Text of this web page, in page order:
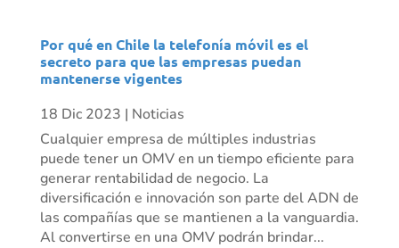
Por qué en Chile la telefonía móvil es el
secreto para que las empresas puedan
mantenerse vigentes
18 Dic 2023 | Noticias
Cualquier empresa de múltiples industrias
puede tener un OMV en un tiempo eficiente para
generar rentabilidad de negocio. La
diversificación e innovación son parte del ADN de
las compañías que se mantienen a la vanguardia.
Al convertirse en una OMV podrán brindar...